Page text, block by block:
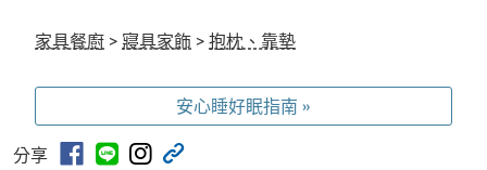
家具餐廚 > 寢具家飾 > 抱枕、靠墊
安心睡好眠指南 »
分享